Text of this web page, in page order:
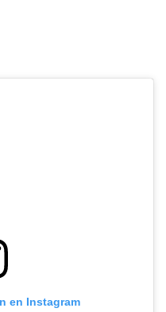
en Instagram